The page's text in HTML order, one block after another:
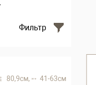
Фильтр
80,9 см, 41-63 см